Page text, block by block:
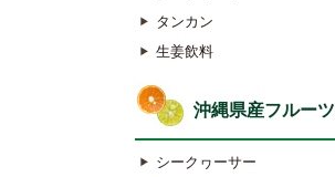
タンカン
生姜飲料
沖縄県産フルーツ
シークヮーサー